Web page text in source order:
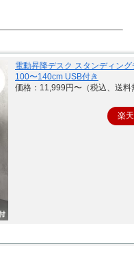
電動昇降デスク スタンディン
100〜140cm USB付き
価格：11,999円〜（税込、送料
楽